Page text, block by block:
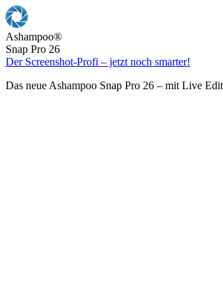
Ashampoo®
Snap Pro 26
Der Screenshot-Profi – jetzt noch smarter!
Das neue Ashampoo Snap Pro 26 – mit Live